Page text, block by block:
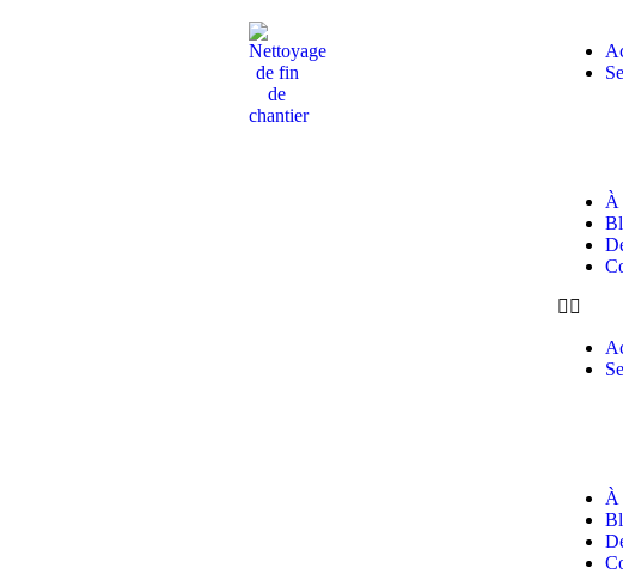
À
À